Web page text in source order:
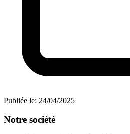
Publiée le: 24/04/2025
Notre société